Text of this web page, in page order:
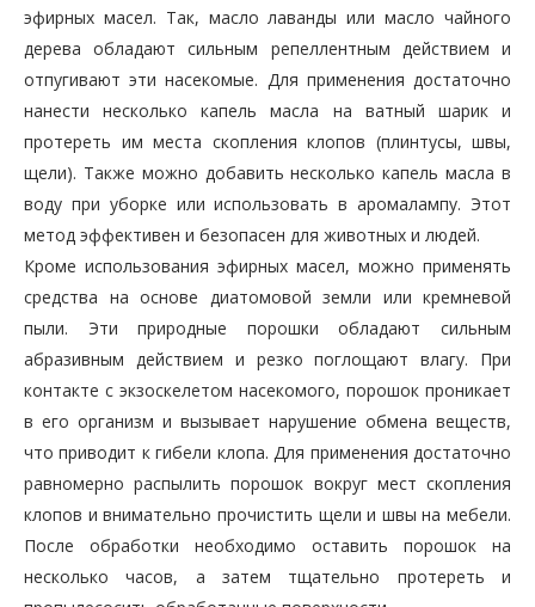
эфирных масел. Так, масло лаванды или масло чайного
дерева обладают сильным репеллентным действием и
отпугивают эти насекомые. Для применения достаточно
нанести несколько капель масла на ватный шарик и
протереть им места скопления клопов (плинтусы, швы,
щели). Также можно добавить несколько капель масла в
воду при уборке или использовать в аромалампу. Этот
метод эффективен и безопасен для животных и людей.
Кроме использования эфирных масел, можно применять
средства на основе диатомовой земли или кремневой
пыли. Эти природные порошки обладают сильным
абразивным действием и резко поглощают влагу. При
контакте с экзоскелетом насекомого, порошок проникает
в его организм и вызывает нарушение обмена веществ,
что приводит к гибели клопа. Для применения достаточно
равномерно распылить порошок вокруг мест скопления
клопов и внимательно прочистить щели и швы на мебели.
После обработки необходимо оставить порошок на
несколько часов, а затем тщательно протереть и